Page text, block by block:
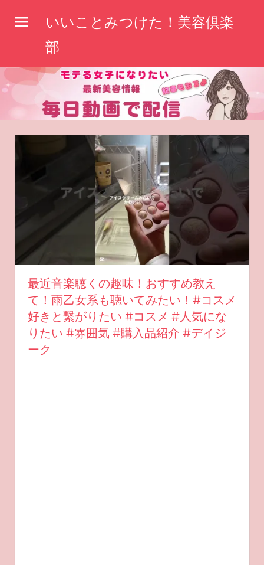
へ
いいことみつけた！美容倶楽
部
最近音楽聴くの趣味！おすすめ教え
て！雨乙女系も聴いてみたい！#コスメ
好きと繋がりたい #コスメ #人気にな
りたい #雰囲気 #購入品紹介 #デイジ
ーク